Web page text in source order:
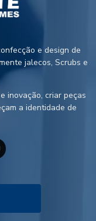
e design de
jalecos, Scrubs e
inovação, criar peças
a identidade de